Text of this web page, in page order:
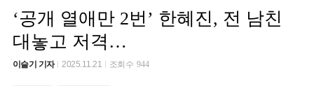
‘공개 열애만 2번’ 한혜진, 전 남친
대놓고 저격…
이슬기 기자 2025.11.21 조회수944